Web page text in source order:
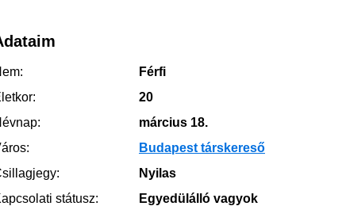
Férfi
20
március 18.
Budapest társkereső
Nyilas
státusz:
Egyedülálló vagyok